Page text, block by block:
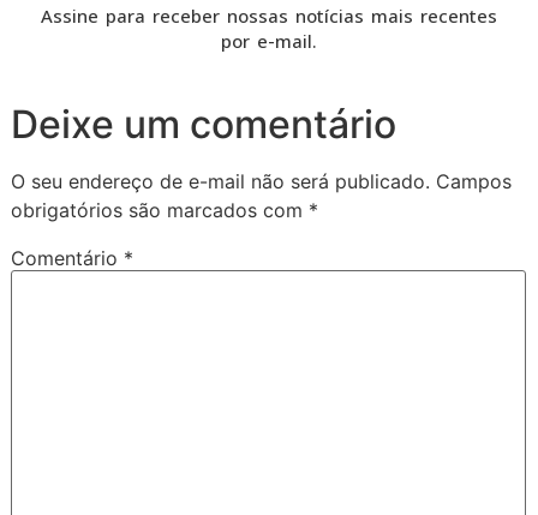
Assine para receber nossas notícias mais recentes
por e-mail.
Deixe um comentário
O seu endereço de e-mail não será publicado. Campos
obrigatórios são marcados com *
Comentário *